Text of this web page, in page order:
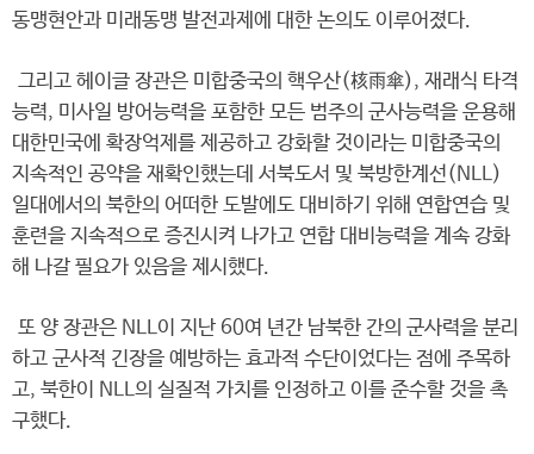
동맹현안과 미래동맹 발전과제에 대한 논의도 이루어졌다.
그리고 헤이글 장관은 미합중국의 핵우산(核雨傘), 재래식 타격
능력, 미사일 방어능력을 포함한 모든 범주의 군사능력을 운용해
대한민국에 확장억제를 제공하고 강화할 것이라는 미합중국의
지속적인 공약을 재확인했는데 서북도서 및 북방한계선(NLL)
일대에서의 북한의 어떠한 도발에도 대비하기 위해 연합연습 및
훈련을 지속적으로 증진시켜 나가고 연합 대비능력을 계속 강화
해 나갈 필요가 있음을 제시했다.
또 양 장관은 NLL이 지난 60여 년간 남북한 간의 군사력을 분리
하고 군사적 긴장을 예방하는 효과적 수단이었다는 점에 주목하
고, 북한이 NLL의 실질적 가치를 인정하고 이를 준수할 것을 촉
구했다.